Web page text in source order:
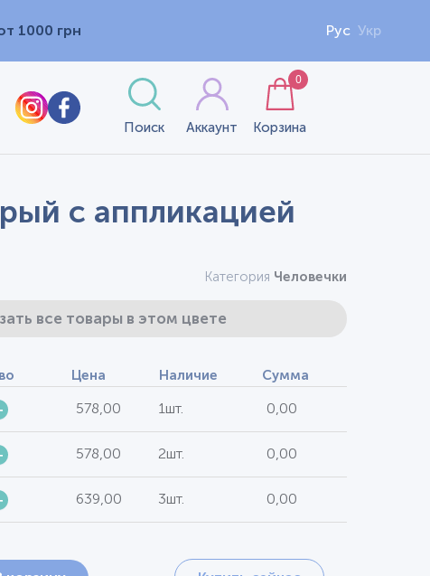
1000 грн Рус Укр
Поиск Аккаунт Корзина
0
с аппликацией
Категория Человечки
все товары в этом цвете
Цена Наличие Сумма
578,00 1шт. 0,00
578,00 2шт. 0,00
639,00 3шт. 0,00